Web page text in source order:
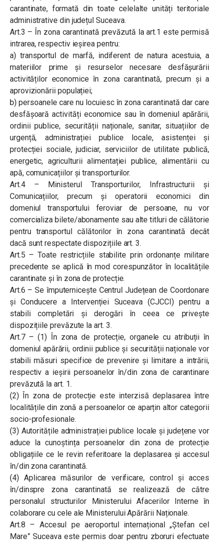
carantinate, formată din toate celelalte unități teritoriale
administrative din județul Suceava.
Art.3 – În zona carantinată prevăzută la art.1 este permisă
intrarea, respectiv ieșirea pentru:
a) transportul de marfă, indiferent de natura acestuia, a
materiilor prime și resurselor necesare desfășurării
activităților economice în zona carantinată, precum și a
aprovizionării populației;
b) persoanele care nu locuiesc în zona carantinată dar care
desfășoară activități economice sau în domeniul apărării,
ordinii publice, securității naționale, sanitar, situațiilor de
urgență, administrației publice locale, asistenței și
protecției sociale, judiciar, serviciilor de utilitate publică,
energetic, agriculturii alimentației publice, alimentării cu
apă, comunicațiilor și transporturilor.
Art.4 – Ministerul Transporturilor, Infrastructurii și
Comunicațiilor, precum și operatorii economici din
domeniul transportului feroviar de persoane, nu vor
comercializa bilete/abonamente sau alte titluri de călătorie
pentru transportul călătorilor în zona carantinată decât
dacă sunt respectate dispozițiile art. 3.
Art.5 – Toate restricțiile stabilite prin ordonanțe militare
precedente se aplică în mod corespunzător în localitățile
carantinate și în zona de protecție.
Art.6 – Se împuternicește Centrul Județean de Coordonare
și Conducere a Intervenției Suceava (CJCCI) pentru a
stabili completări și derogări în ceea ce privește
dispozițiile prevăzute la art. 3.
Art.7 – (1) În zona de protecție, organele cu atribuții în
domeniul apărării, ordinii publice și securității naționale vor
stabili măsuri specifice de prevenire și limitare a intrării,
respectiv a ieșirii persoanelor în/din zona de carantinare
prevăzută la art. 1.
(2) În zona de protecție este interzisă deplasarea între
localitățile din zonă a persoanelor ce aparțin altor categorii
socio-profesionale.
(3) Autoritățile administrației publice locale și județene vor
aduce la cunoștința persoanelor din zona de protecție
obligațiile ce le revin referitoare la deplasarea și accesul
în/din zona carantinată.
(4) Aplicarea măsurilor de verificare, control și acces
în/dinspre zona carantinată se realizează de către
personalul structurilor Ministerului Afacerilor Interne în
colaborare cu cele ale Ministerului Apărării Naționale.
Art.8 – Accesul pe aeroportul internațional „Ștefan cel
Mare” Suceava este permis doar pentru zboruri efectuate